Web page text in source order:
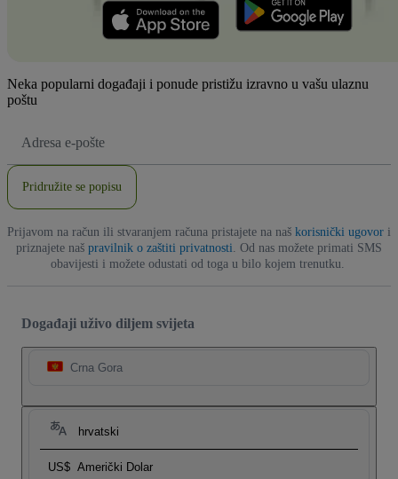
Neka popularni događaji i ponude pristižu izravno u vašu ulaznu
poštu
mail
Pridružite se popisu
Prijavom na račun ili stvaranjem računa pristajete na naš korisnički ugovor i
priznajete naš pravilnik o zaštiti privatnosti . Od nas možete primati SMS
obavijesti i možete odustati od toga u bilo kojem trenutku.
Događaji uživo diljem svijeta
Crna Gora
hrvatski
US$ Američki Dolar